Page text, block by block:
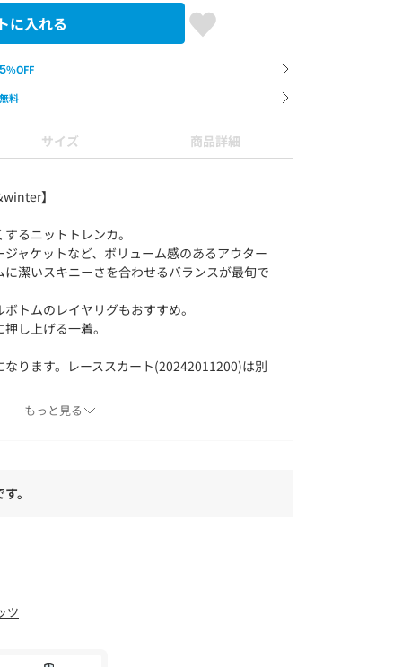
に入れる
5%OFF
料
サイズ 商品詳細
】
るニットトレンカ。
ャケットなど、ボリューム感のあるアウター
潔いスキニーさを合わせるバランスが最旬で
トムのレイヤリグもおすすめ。
し上げる一着。
ります。レーススカート(20242011200)は別
もっと見る
。
ツ